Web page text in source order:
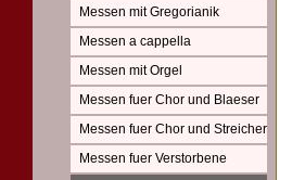
Messen mit Gregorianik
Messen a cappella
Messen mit Orgel
Messen fuer Chor und Blaeser
Messen fuer Chor und Streicher
Messen fuer Verstorbene